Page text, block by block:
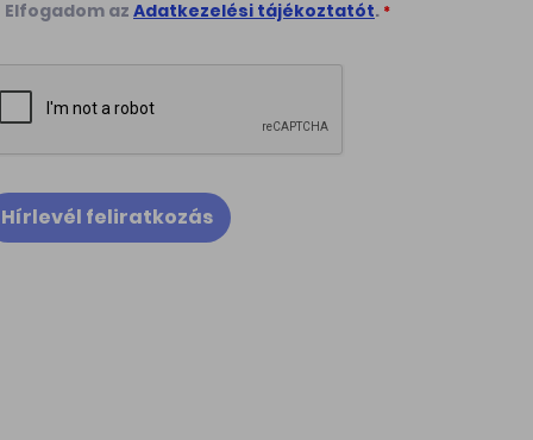
Elfogadom az Adatkezelési tájékoztatót. *
Hírlevél feliratkozás